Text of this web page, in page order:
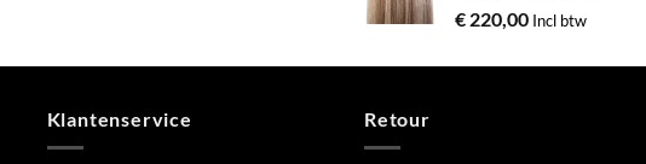
€ 220,00 Incl btw
Klantenservice Retour